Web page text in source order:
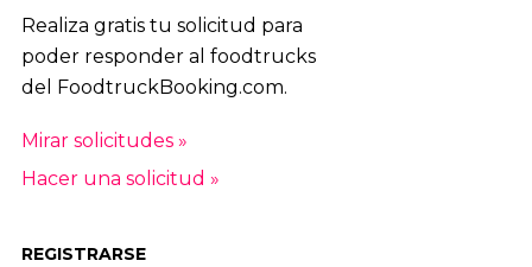
Realiza gratis tu solicitud para
poder responder al foodtrucks
del FoodtruckBooking.com.
Mirar solicitudes »
Hacer una solicitud »
REGISTRARSE